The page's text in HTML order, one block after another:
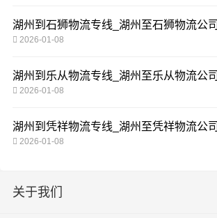
湖州到石狮物流专线_湖州至石狮物流公司
2026-01-08
湖州到乐从物流专线_湖州至乐从物流公司
2026-01-08
湖州到凭祥物流专线_湖州至凭祥物流公司
2026-01-08
关于我们